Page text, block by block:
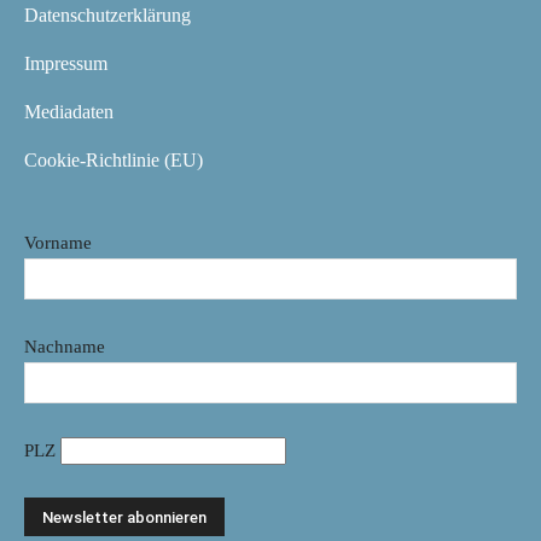
Datenschutzerklärung
Impressum
Mediadaten
Cookie-Richtlinie (EU)
Vorname
Nachname
PLZ